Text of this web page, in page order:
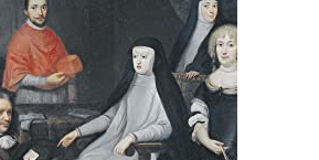
SCHLIESSEN